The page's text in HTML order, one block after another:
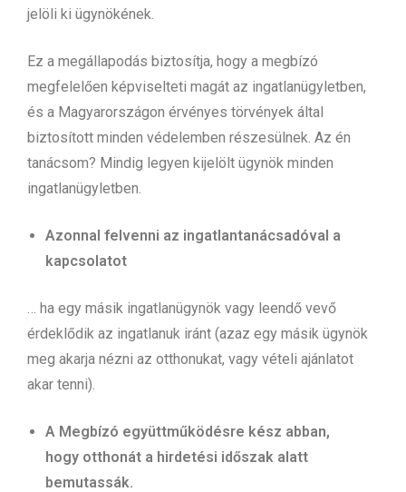
jelöli ki ügynökének.
Ez a megállapodás biztosítja, hogy a megbízó
megfelelően képviselteti magát az ingatlanügyletben,
és a Magyarországon érvényes törvények által
biztosított minden védelemben részesülnek. Az én
tanácsom? Mindig legyen kijelölt ügynök minden
ingatlanügyletben.
Azonnal felvenni az ingatlantanácsadóval a
kapcsolatot
… ha egy másik ingatlanügynök vagy leendő vevő
érdeklődik az ingatlanuk iránt (azaz egy másik ügynök
meg akarja nézni az otthonukat, vagy vételi ajánlatot
akar tenni).
A Megbízó együttműködésre kész abban,
hogy otthonát a hirdetési időszak alatt
bemutassák.